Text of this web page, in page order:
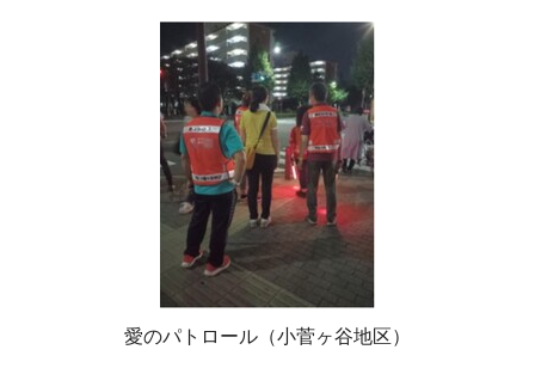
愛のパトロール（小菅ヶ谷地区）